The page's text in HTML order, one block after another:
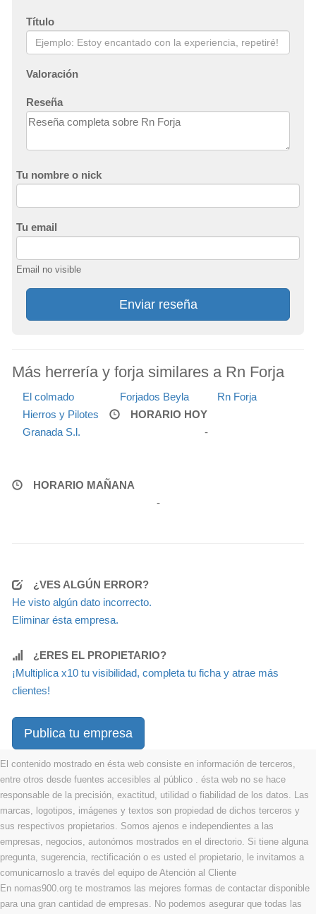
Título
Valoración
Reseña
Tu nombre o nick
Tu email
Email no visible
Enviar reseña
Más herrería y forja similares a Rn Forja
El colmado Forjados Beyla
Rn Forja
Hierros y Pilotes
Granada S.l.
HORARIO HOY
-
HORARIO MAÑANA
-
¿VES ALGÚN ERROR?
He visto algún dato incorrecto.
Eliminar ésta empresa.
¿ERES EL PROPIETARIO?
¡Multiplica x10 tu visibilidad, completa tu ficha y atrae más
clientes!
Publica tu empresa
El contenido mostrado en ésta web consiste en información de terceros,
entre otros desde fuentes accesibles al público . ésta web no se hace
responsable de la precisión, exactitud, utilidad o fiabilidad de los datos. Las
marcas, logotipos, imágenes y textos son propiedad de dichos terceros y
sus respectivos propietarios. Somos ajenos e independientes a las
empresas, negocios, autonómos mostrados en el directorio. Si tiene alguna
pregunta, sugerencia, rectificación o es usted el propietario, le invitamos a
comunicarnoslo a través del equipo de Atención al Cliente
En nomas900.org te mostramos las mejores formas de contactar disponible
para una gran cantidad de empresas. No podemos asegurar que todas las